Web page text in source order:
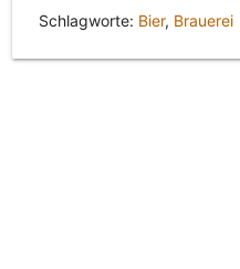
Schlagworte: Bier, Brauerei